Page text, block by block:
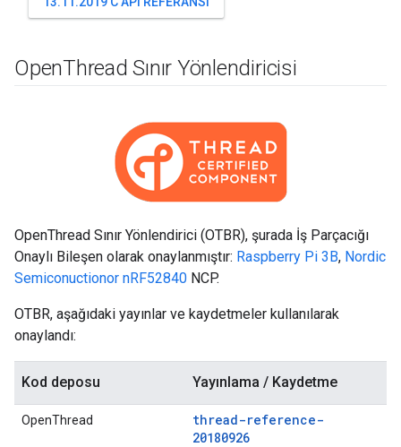
OpenThread Sınır Yönlendiricisi
OpenThread Sınır Yönlendirici (OTBR), şurada İş Parçacığı
Onaylı Bileşen olarak onaylanmıştır: Raspberry Pi 3B, Nordic
Semiconuctionor nRF52840 NCP.
OTBR, aşağıdaki yayınlar ve kaydetmeler kullanılarak
onaylandı:
Kod deposu Yayınlama / Kaydetme
OpenThread
thread-reference-
20180926